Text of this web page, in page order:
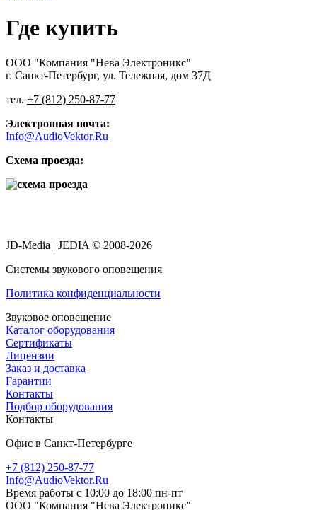
Где купить
ООО "Компания "Нева Электроникс"
г. Санкт-Петербург, ул. Тележная, дом 37Д
тел. +7 (812) 250-87-77
Электронная почта:
Info@AudioVektor.Ru
Схема проезда:
JD-Media | JEDIA © 2008-2026
Системы звукового оповещения
Политика конфиденциальности
Звуковое оповещение
Каталог оборудования
Сертификаты
Лицензии
Заказ и доставка
Гарантии
Контакты
Подбор оборудования
Контакты
Офис в Санкт-Петербурге
+7 (812) 250-87-77
Info@AudioVektor.Ru
Время работы с 10:00 до 18:00 пн-пт
ООО "Компания "Нева Электроникс"